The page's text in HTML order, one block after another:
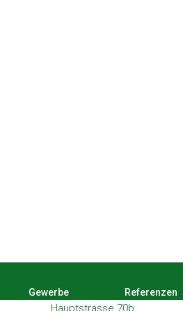
Gewerbe Referenzen
Hauptstrasse 70b